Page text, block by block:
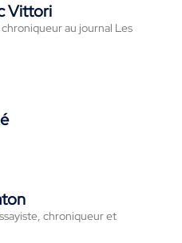
Vittori
au journal Les
chroniqueur et